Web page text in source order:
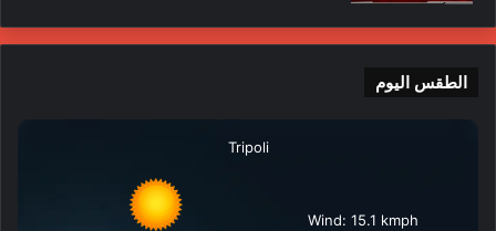
الطقس اليوم
Tripoli
Wind: 15.1 kmph